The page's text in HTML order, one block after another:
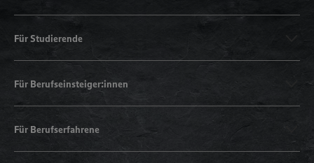
Für Studierende
Für Berufseinsteiger:innen
Für Berufserfahrene